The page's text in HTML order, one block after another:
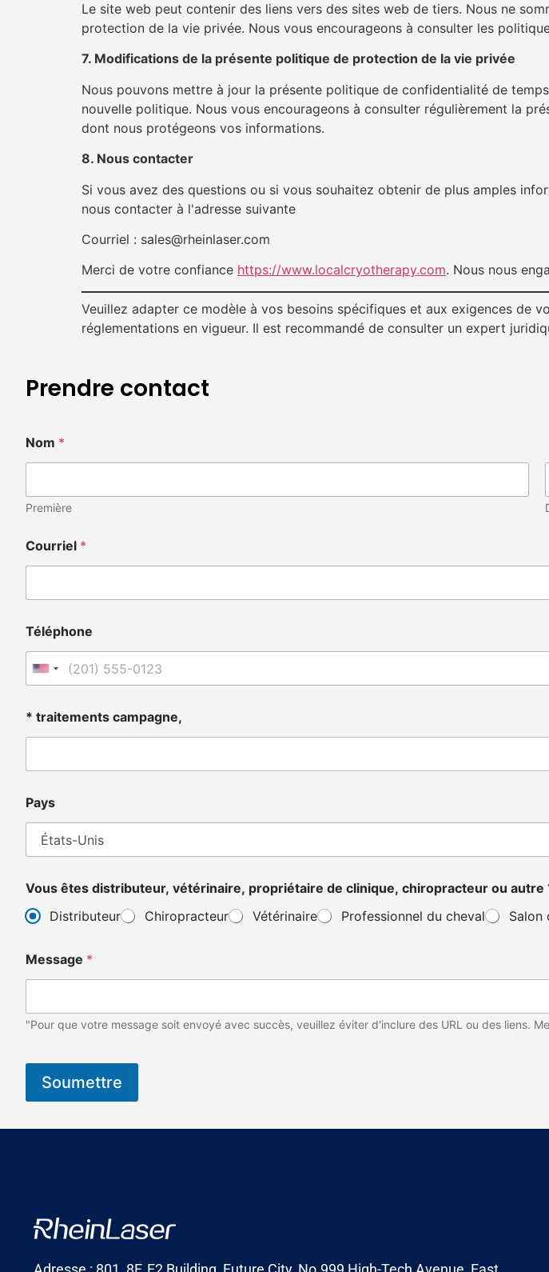
Le site web peut contenir des liens vers des sites web de tiers. Nous ne
protection de la vie privée. Nous vous encourageons à consulter les
7. Modifications de la présente politique de protection de la vie privée
Nous pouvons mettre à jour la présente politique de confidentialité de
nouvelle politique. Nous vous encourageons à consulter régulièrement la
dont nous protégeons vos informations.
8. Nous contacter
Si vous avez des questions ou si vous souhaitez obtenir de plus amples
nous contacter à l'adresse suivante
Courriel : sales@rheinlaser.com
Merci de votre confiance https://www.localcryotherapy.com. Nous nous
Veuillez adapter ce modèle à vos besoins spécifiques et aux exigences de
réglementations en vigueur. Il est recommandé de consulter un expert
Prendre contact
Nom *
Première
Courriel *
Téléphone
United States +1
* traitements campagne,
Pays
Vous êtes distributeur, vétérinaire, propriétaire de clinique, chiropracteur ou
Distributeur
Chiropracteur Vétérinaire Professionnel du cheval Salon
Message *
"Pour que votre message soit envoyé avec succès, veuillez éviter d'inclure des URL ou des liens.
Soumettre